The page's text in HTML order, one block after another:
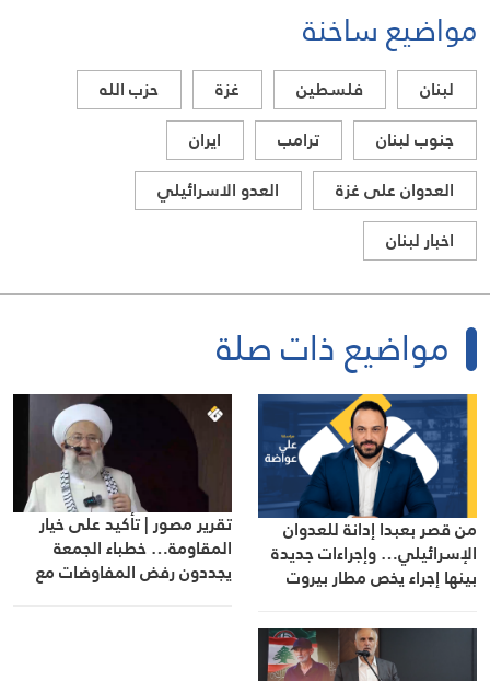
مواضيع ساخنة
لبنان فلسطين غزة
حزب الله
جنوب لبنان
ترامب
ايران
العدوان على غزة
العدو الاسرائيلي
اخبار لبنان
مواضيع ذات صلة
من قصر بعبدا إدانة للعدوان
الإسرائيلي… وإجراءات جديدة
بينها إجراء يخص مطار بيروت
تقرير مصور | تأكيد على خيار
المقاومة… خطباء الجمعة
يجددون رفض المفاوضات مع